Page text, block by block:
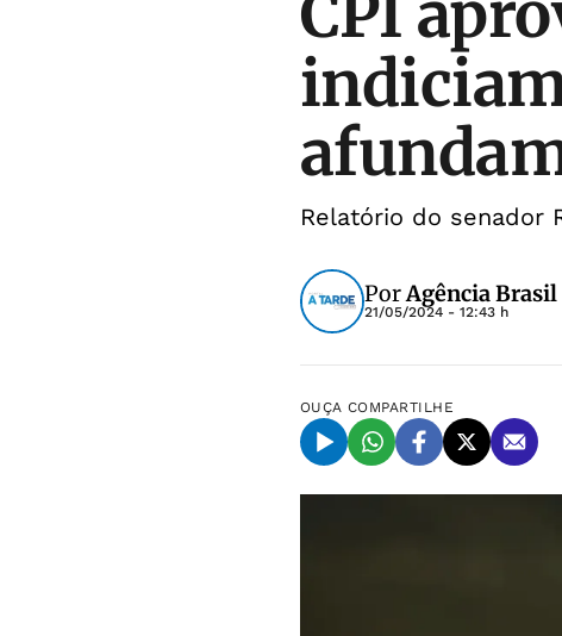
Relatório do senador
PorAgência Brasil
21/05/2024 - 12:43 h
OUÇA COMPARTILHE